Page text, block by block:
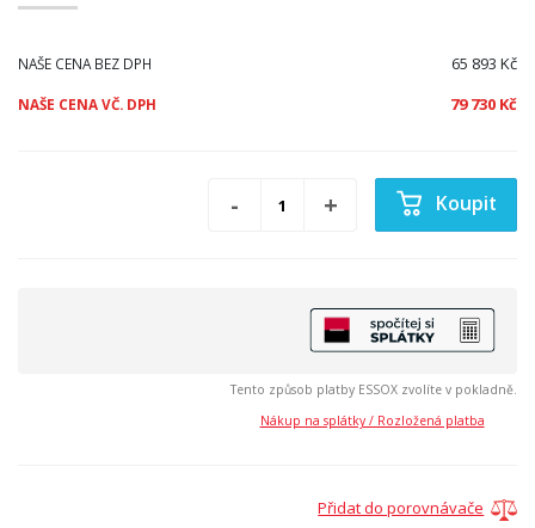
NAŠE CENA BEZ DPH 65 893 Kč
NAŠE CENA VČ. DPH 79 730 Kč
Koupit
Tento způsob platby ESSOX zvolíte v pokladně.
Nákup na splátky / Rozložená platba
Přidat do porovnávače